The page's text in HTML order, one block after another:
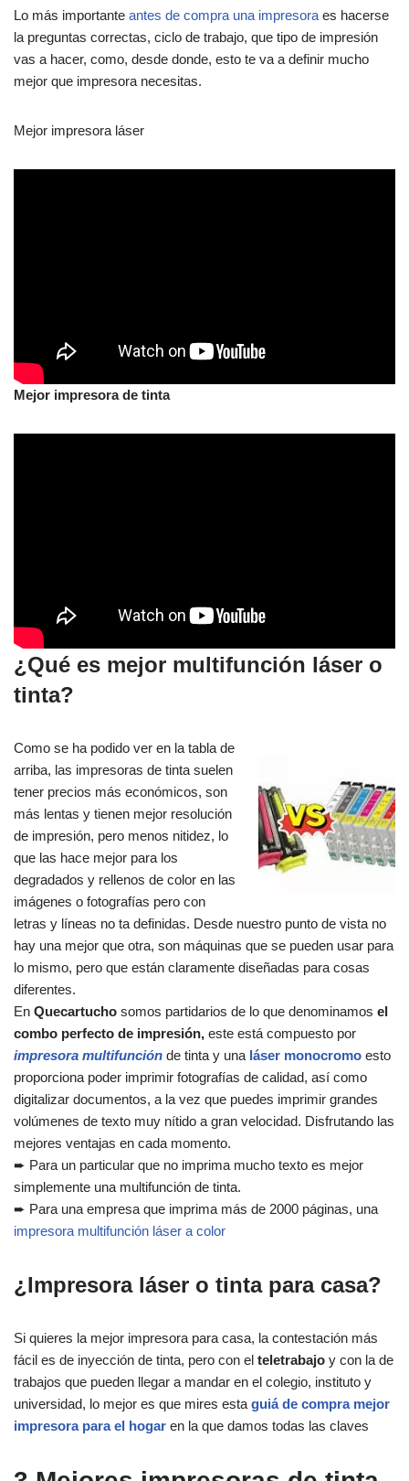
Lo más importante antes de compra una impresora es hacerse
la preguntas correctas, ciclo de trabajo, que tipo de impresión
vas a hacer, como, desde donde, esto te va a definir mucho
mejor que impresora necesitas.
Mejor impresora láser
Mejor impresora de tinta
¿Qué es mejor multifunción láser o
tinta?
Como se ha podido ver en la tabla de
arriba, las impresoras de tinta suelen
tener precios más económicos, son
más lentas y tienen mejor resolución
de impresión, pero menos nitidez, lo
que las hace mejor para los
degradados y rellenos de color en las
imágenes o fotografías pero con
letras y líneas no ta definidas. Desde nuestro punto de vista no
hay una mejor que otra, son máquinas que se pueden usar para
lo mismo, pero que están claramente diseñadas para cosas
diferentes.
En Quecartucho somos partidarios de lo que denominamos el
combo perfecto de impresión, este está compuesto por
impresora multifunción de tinta y una láser monocromo esto
proporciona poder imprimir fotografías de calidad, así como
digitalizar documentos, a la vez que puedes imprimir grandes
volúmenes de texto muy nítido a gran velocidad. Disfrutando las
mejores ventajas en cada momento.
➨ Para un particular que no imprima mucho texto es mejor
simplemente una multifunción de tinta.
➨ Para una empresa que imprima más de 2000 páginas, una
impresora multifunción láser a color
¿Impresora láser o tinta para casa?
Si quieres la mejor impresora para casa, la contestación más
fácil es de inyección de tinta, pero con el teletrabajo y con la de
trabajos que pueden llegar a mandar en el colegio, instituto y
universidad, lo mejor es que mires esta guiá de compra mejor
impresora para el hogar en la que damos todas las claves